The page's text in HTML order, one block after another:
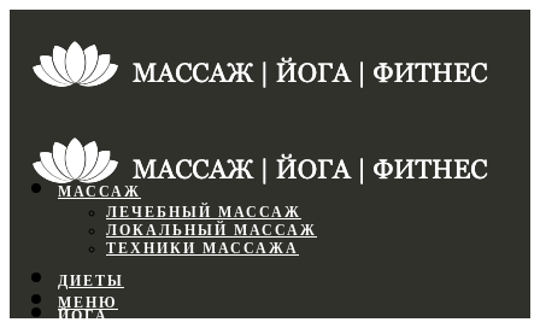
МАССАЖ
ЛЕЧЕБНЫЙ МАССАЖ
ЛОКАЛЬНЫЙ МАССАЖ
ТЕХНИКИ МАССАЖА
ДИЕТЫ
ЙОГА
МЕНЮ